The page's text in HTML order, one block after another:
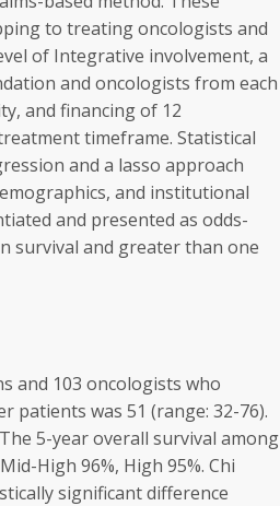
to treating oncologists and
of Integrative involvement, a
and oncologists from each
and financing of 12
timeframe. Statistical
and a lasso approach
and institutional
and presented as odds-
survival and greater than one
and 103 oncologists who
patients was 51 (range: 32-76).
5-year overall survival among
High 96%, High 95%. Chi
significant difference